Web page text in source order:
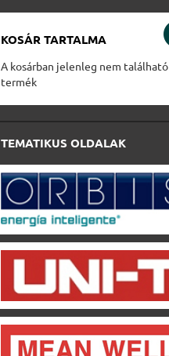
KOSÁR TARTALMA
A kosárban jelenleg nem található
termék
TEMATIKUS OLDALAK